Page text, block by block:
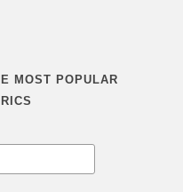
MOST POPULAR